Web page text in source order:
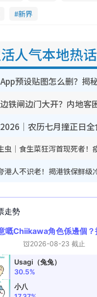
新界
人气本地热话